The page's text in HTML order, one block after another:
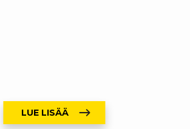
LUE LISÄÄ